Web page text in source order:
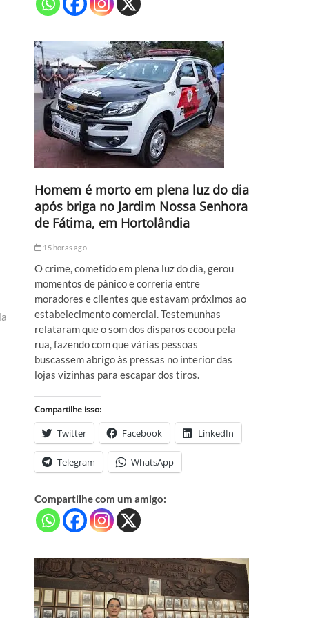
Homem é morto em plena luz do dia
após briga no Jardim Nossa Senhora
de Fátima, em Hortolândia
15 horas ago
O crime, cometido em plena luz do dia, gerou
momentos de pânico e correria entre
moradores e clientes que estavam próximos ao
estabelecimento comercial. Testemunhas
relataram que o som dos disparos ecoou pela
rua, fazendo com que várias pessoas
buscassem abrigo às pressas no interior das
lojas vizinhas para escapar dos tiros.
Compartilhe isso:
Twitter Facebook LinkedIn
Telegram WhatsApp
Compartilhe com um amigo: